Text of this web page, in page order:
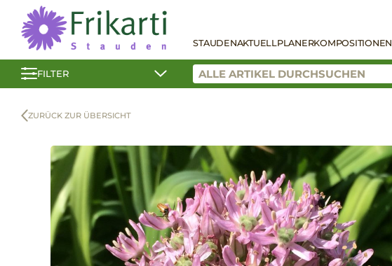
STAUDENAKTUELLPLANERKOMPOSITIONEN
FILTER
ZURÜCK ZUR ÜBERSICHT